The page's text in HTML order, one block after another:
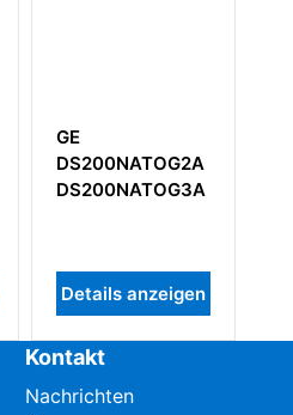
GE
DS200NATOG2A
DS200NATOG3A
Details anzeigen
Kontakt
Nachrichten